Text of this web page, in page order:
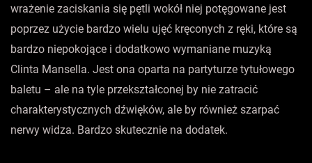
wrażenie zaciskania się pętli wokół niej potęgowane jest
poprzez użycie bardzo wielu ujęć kręconych z ręki, które są
bardzo niepokojące i dodatkowo wymaniane muzyką
Clinta Mansella. Jest ona oparta na partyturze tytułowego
baletu – ale na tyle przekształconej by nie zatracić
charakterystycznych dźwięków, ale by również szarpać
nerwy widza. Bardzo skutecznie na dodatek.